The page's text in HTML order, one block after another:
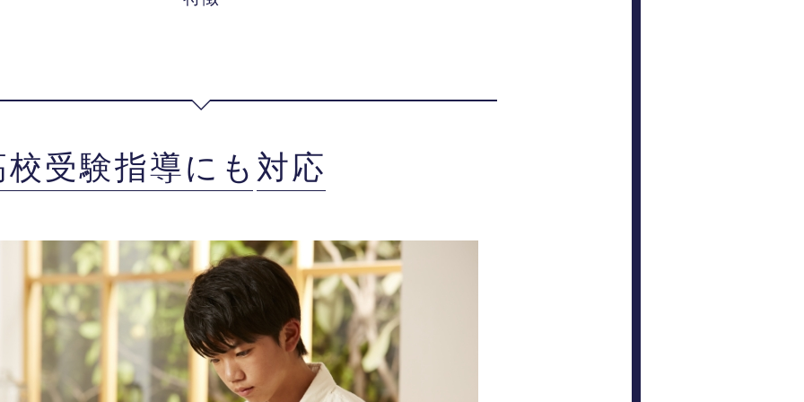
受験指導にも 対応